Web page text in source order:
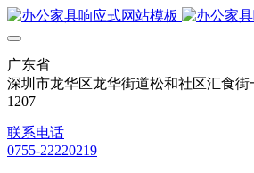
广东省
深圳市龙华区龙华街道松和社区汇食街
1207
联系电话
0755-22220219